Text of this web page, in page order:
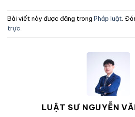
Bài viết này được đăng trong Pháp luật.
trực.
LUẬT SƯ NGUYỄN